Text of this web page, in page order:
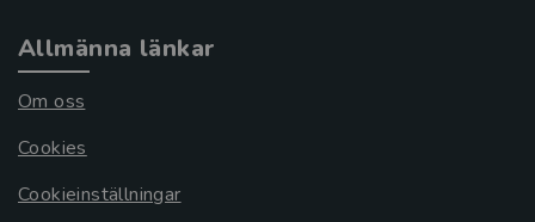
Allmänna länkar
Om oss
Cookies
Cookieinställningar